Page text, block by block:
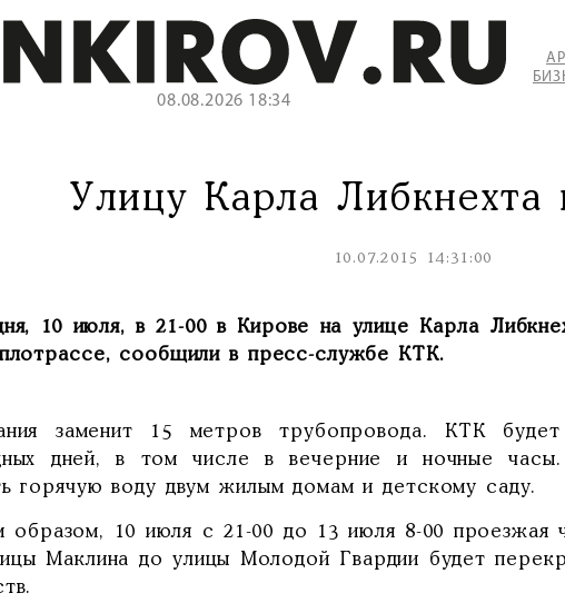
08.08.2026 18:34
Улицу Карла Либкнехта
10.07.2015 14:31:00
10 июля, в 21-00 в Кирове на улице Карла
сообщили в пресс-службе КТК.
заменит 15 метров трубопровода. КТК
дней, в том числе в вечерние и ночные часы.
горячую воду двум жилым домам и детскому саду.
образом, 10 июля с 21-00 до 13 июля 8-00 проезжая
Маклина до улицы Молодой Гвардии будет